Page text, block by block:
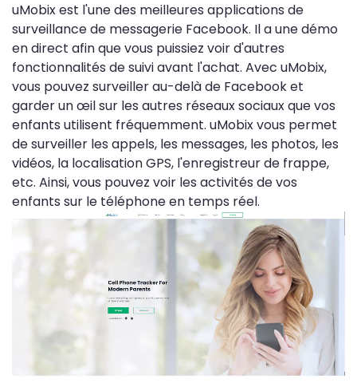
uMobix est l'une des meilleures applications de
surveillance de messagerie Facebook. Il a une démo
en direct afin que vous puissiez voir d'autres
fonctionnalités de suivi avant l'achat. Avec uMobix,
vous pouvez surveiller au-delà de Facebook et
garder un œil sur les autres réseaux sociaux que vos
enfants utilisent fréquemment. uMobix vous permet
de surveiller les appels, les messages, les photos, les
vidéos, la localisation GPS, l'enregistreur de frappe,
etc. Ainsi, vous pouvez voir les activités de vos
enfants sur le téléphone en temps réel.